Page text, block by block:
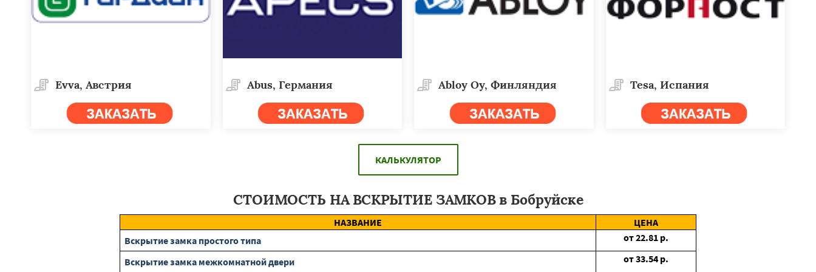
Evva, Австрия Abus, Германия Abloy Oy, Финляндия Tesa, Испания
КАЛЬКУЛЯТОР
СТОИМОСТЬ НА ВСКРЫТИЕ ЗАМКОВ в Бобруйске
НАЗВАНИЕ
ЦЕНА
Вскрытие замка простого типа
от22.81 р.
Вскрытие замка межкомнатной двери
от33.54 р.